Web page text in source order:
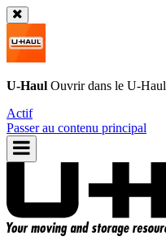
U-Haul Ouvrir dans le U-Haul
Actif
Passer au contenu principal